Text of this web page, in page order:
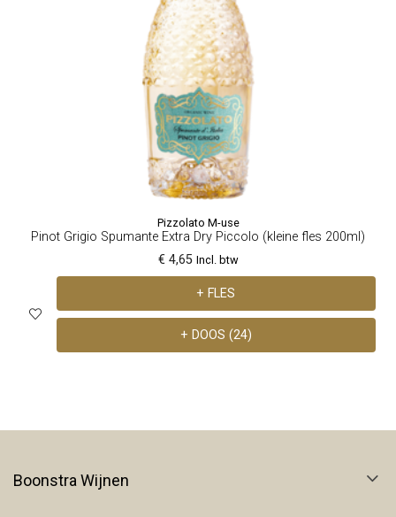
Pizzolato M-use
Pinot Grigio Spumante Extra Dry Piccolo (kleine fles 200ml)
€ 4,65 Incl. btw
+ FLES
+ DOOS (24)
Boonstra Wijnen